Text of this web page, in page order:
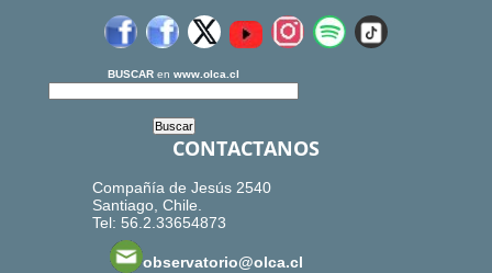
BUSCAR en www.olca.cl
CONTACTANOS
Compañía de Jesús 2540
Santiago, Chile.
Tel: 56.2.33654873
observatorio@olca.cl